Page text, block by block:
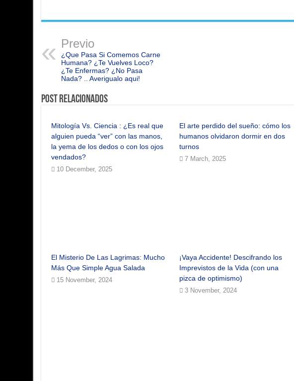
Previo
¿Que Pasa Si Comemos Carne
Humana? ¿Te Vuelves Loco?
¿Te Enfermas? ¿No Pasa
Nada? .. Averigualo aqui!
Post Relacionados
Mitología Vs. Ciencia : ¿Es real que
alguien pueda “ver” con las manos,
la yema de los dedos o con los ojos
vendados?
10 December, 2025
El arte perdido del sueño: cómo los
humanos olvidaron dormir en dos
turnos
7 March, 2025
El Misterio De Las Lagrimas: Mucho
Más Que Simple Agua Salada
15 November, 2024
¡Vaya Accidente! Descifrando los
Imprevistos de la Vida (con una
pizca de optimismo)
3 November, 2024